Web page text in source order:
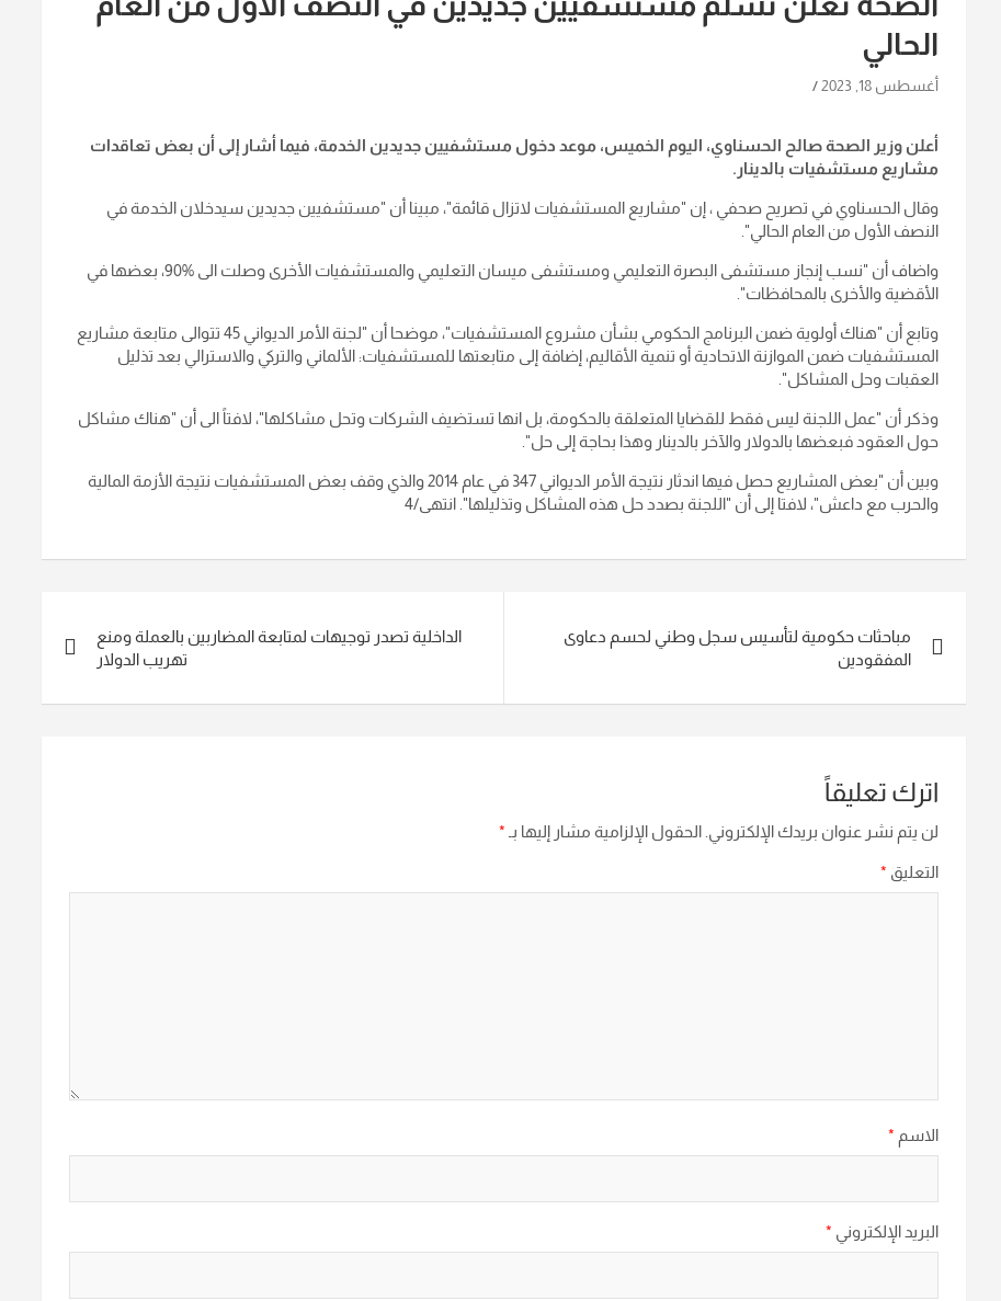
الحالي
أغسطس 18, 2023
أعلن وزير الصحة صالح الحسناوي، اليوم الخميس، موعد دخول مستشفيين جديدين الخدمة، فيما أشار إلى أن بعض تعاقدات
مشاريع مستشفيات بالدينار.
وقال الحسناوي في تصريح صحفي ، إن "مشاريع المستشفيات لاتزال قائمة"، مبينا أن "مستشفيين جديدين سيدخلان الخدمة في
النصف الأول من العام الحالي".
واضاف أن "نسب إنجاز مستشفى البصرة التعليمي ومستشفى ميسان التعليمي والمستشفيات الأخرى وصلت الى 90‎%‎، بعضها في
الأقضية والأخرى بالمحافظات".
وتابع أن "هناك أولوية ضمن البرنامج الحكومي بشأن مشروع المستشفيات"، موضحا أن "لجنة الأمر الديواني 45 تتوالى متابعة مشاريع
المستشفيات ضمن الموازنة الاتحادية أو تنمية الأقاليم، إضافة إلى متابعتها للمستشفيات: الألماني والتركي والاسترالي بعد تذليل
العقبات وحل المشاكل".
وذكر أن "عمل اللجنة ليس فقط للقضايا المتعلقة بالحكومة، بل انها تستضيف الشركات وتحل مشاكلها"، لافتاً الى أن "هناك مشاكل
حول العقود فبعضها بالدولار والآخر بالدينار وهذا بحاجة إلى حل".
وبين أن "بعض المشاريع حصل فيها اندثار نتيجة الأمر الديواني 347 في عام 2014 والذي وقف بعض المستشفيات نتيجة الأزمة المالية
والحرب مع داعش"، لافتا إلى أن "اللجنة بصدد حل هذه المشاكل وتذليلها". انتهى/4
المقالات
مباحثات حكومية لتأسيس سجل وطني لحسم دعاوى
المفقودين
الداخلية تصدر توجيهات لمتابعة المضاربين بالعملة ومنع
تهريب الدولار
اترك تعليقاً
لن يتم نشر عنوان بريدك الإلكتروني. الحقول الإلزامية مشار إليها بـ *
التعليق *
الاسم *
البريد الإلكتروني *